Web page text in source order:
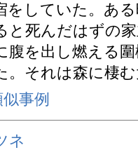
をしていた。あ
と死んだはずの
腹を出し燃える
。それは森に棲
事例
ネ